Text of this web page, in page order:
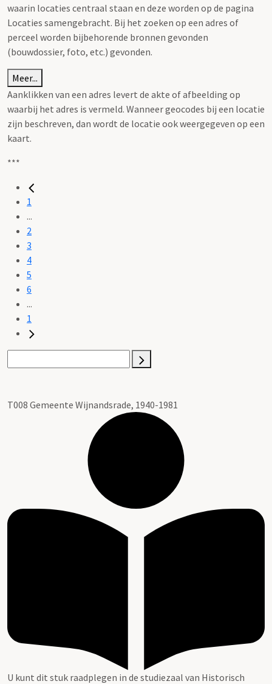
waarin locaties centraal staan en deze worden op de pagina
Locaties samengebracht. Bij het zoeken op een adres of
perceel worden bijbehorende bronnen gevonden
(bouwdossier, foto, etc.) gevonden.
Meer...
Aanklikken van een adres levert de akte of afbeelding op
waarbij het adres is vermeld. Wanneer geocodes bij een locatie
zijn beschreven, dan wordt de locatie ook weergegeven op een
kaart.
***
1
...
2
3
4
5
6
...
1
T008 Gemeente Wijnandsrade, 1940-1981
U kunt dit stuk raadplegen in de studiezaal van Historisch